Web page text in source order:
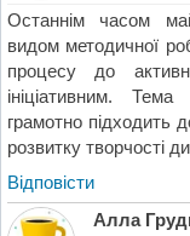
Останнім часом
видом методичної
процесу до
ініціативним.
грамотно підходить
розвитку творчості
Відповіcти
Алла